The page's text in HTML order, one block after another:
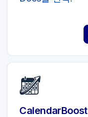
CalendarBoost